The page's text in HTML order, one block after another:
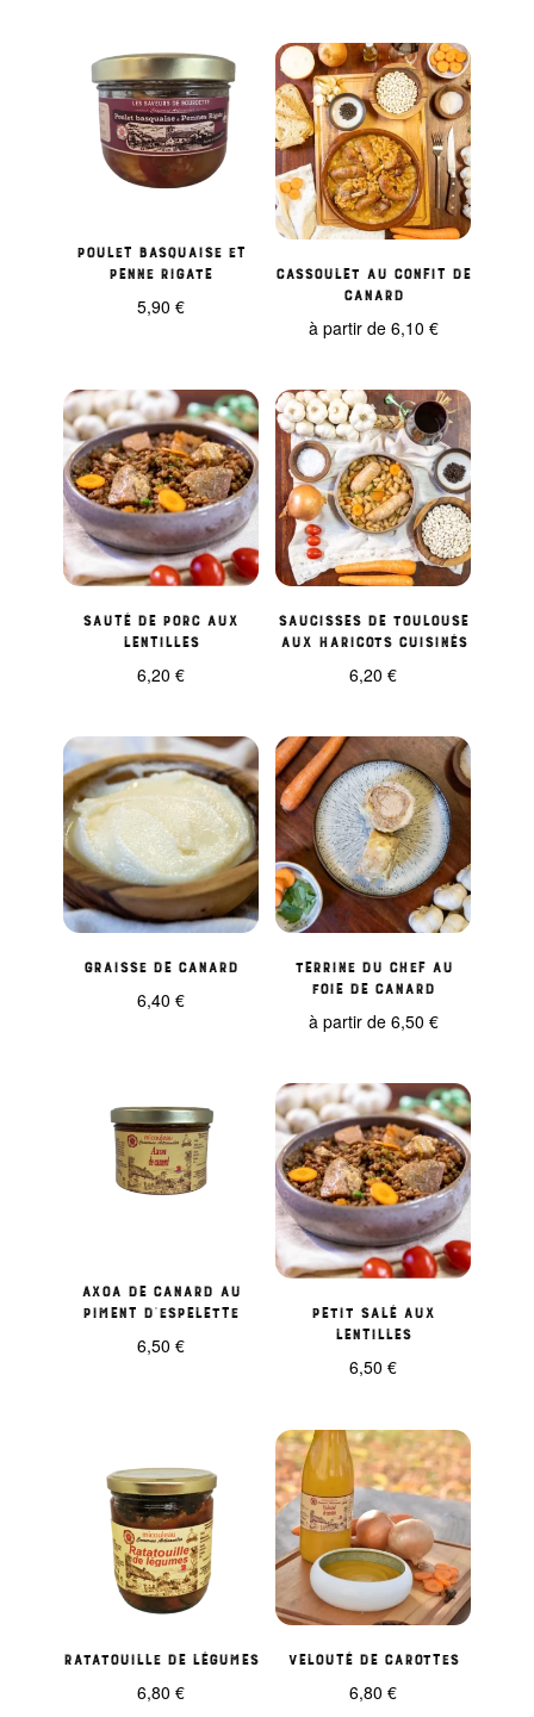
Poulet basquaise et
penne rigate
5,90 €
Cassoulet au confit de
canard
à partir de 6,10 €
Sauté de porc aux
lentilles
6,20 €
Saucisses de Toulouse
aux haricots cuisinés
6,20€
Graisse de canard
6,40 €
Terrine du Chef au
Foie de Canard
à partir de 6,50 €
Axoa de canard au
piment d’espelette
6,50 €
Petit salé aux
lentilles
6,50€
Ratatouille de légumes
6,80 €
Velouté de carottes
6,80€